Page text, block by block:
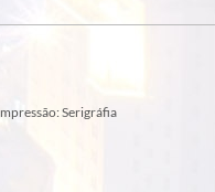
Serigráfia